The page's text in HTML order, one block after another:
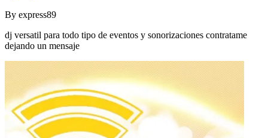
By express89
dj versatil para todo tipo de eventos y sonorizaciones contratame
dejando un mensaje